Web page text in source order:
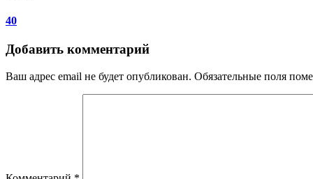
40
Добавить комментарий
Ваш адрес email не будет опубликован. Обязательные поля